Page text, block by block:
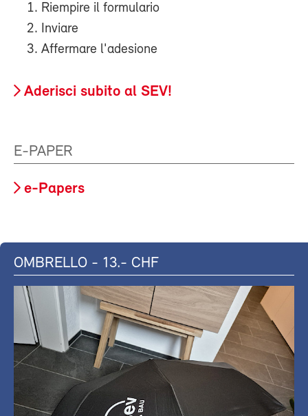
Riempire il formulario
Inviare
Affermare l'adesione
Aderisci subito al SEV!
E-PAPER
e-Papers
OMBRELLO - 13.- CHF